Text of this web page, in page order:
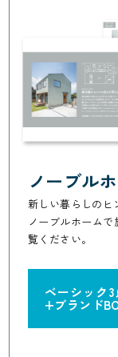
ノーブル
新しい暮らしのヒ
ノーブルホーム
覧ください。
ベーシック
+ブランド